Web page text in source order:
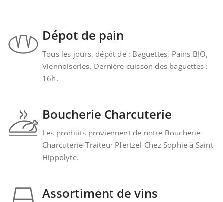
Dépot de pain
Tous les jours, dépôt de : Baguettes, Pains BIO,
Viennoiseries. Dernière cuisson des baguettes :
16h.
Boucherie Charcuterie
Les produits proviennent de notre Boucherie-
Charcuterie-Traiteur Pfertzel-Chez Sophie à Saint-
Hippolyte.
Assortiment de vins